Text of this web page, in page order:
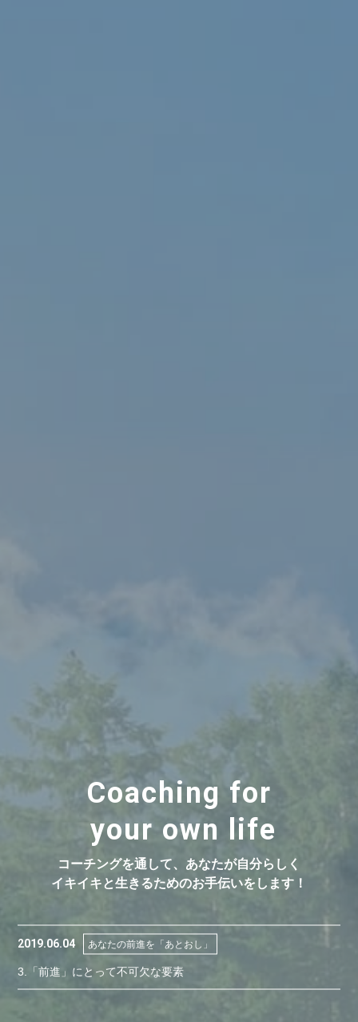
Coaching for
your own life
コーチングを通して、あなたが自分らしく
イキイキと生きるためのお手伝いをします！
2019.06.04 あなたの前進を「あとおし」
3.「前進」にとって不可欠な要素